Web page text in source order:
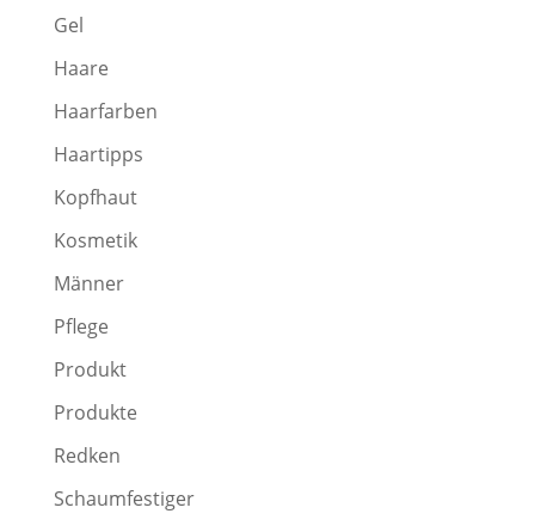
Gel
Haare
Haarfarben
Haartipps
Kopfhaut
Kosmetik
Männer
Pflege
Produkt
Produkte
Redken
Schaumfestiger